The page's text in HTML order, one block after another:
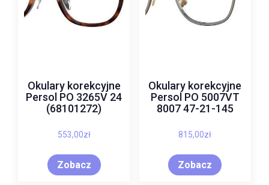
Okulary korekcyjne
Persol PO 3265V 24
(68101272)
553,00zł
Zobacz
Okulary korekcyjne
Persol PO 5007VT
8007 47-21-145
815,00zł
Zobacz